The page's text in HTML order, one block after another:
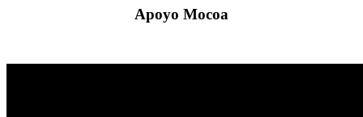
Apoyo Mocoa